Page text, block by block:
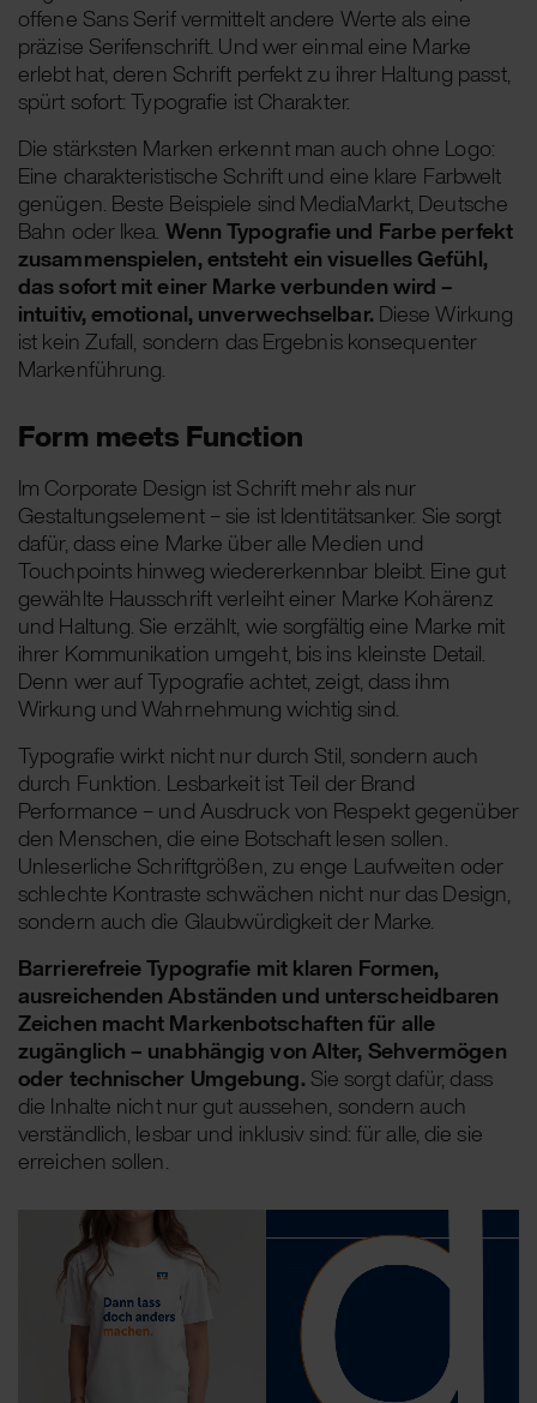
offene Sans Serif vermittelt andere Werte als eine
präzise Serifenschrift. Und wer einmal eine Marke
erlebt hat, deren Schrift perfekt zu ihrer Haltung passt,
spürt sofort: Typografie ist Charakter.
Die stärksten Marken erkennt man auch ohne Logo:
Eine charakteristische Schrift und eine klare Farbwelt
genügen. Beste Beispiele sind MediaMarkt, Deutsche
Bahn oder Ikea. Wenn Typografie und Farbe perfekt
zusammenspielen, entsteht ein visuelles Gefühl,
das sofort mit einer Marke verbunden wird –
intuitiv, emotional, unverwechselbar. Diese Wirkung
ist kein Zufall, sondern das Ergebnis konsequenter
Markenführung.
Form meets Function
Im Corporate Design ist Schrift mehr als nur
Gestaltungselement – sie ist Identitätsanker. Sie sorgt
dafür, dass eine Marke über alle Medien und
Touchpoints hinweg wiedererkennbar bleibt. Eine gut
gewählte Hausschrift verleiht einer Marke Kohärenz
und Haltung. Sie erzählt, wie sorgfältig eine Marke mit
ihrer Kommunikation umgeht, bis ins kleinste Detail.
Denn wer auf Typografie achtet, zeigt, dass ihm
Wirkung und Wahrnehmung wichtig sind.
Typografie wirkt nicht nur durch Stil, sondern auch
durch Funktion. Lesbarkeit ist Teil der Brand
Performance – und Ausdruck von Respekt gegenüber
den Menschen, die eine Botschaft lesen sollen.
Unleserliche Schriftgrößen, zu enge Laufweiten oder
schlechte Kontraste schwächen nicht nur das Design,
sondern auch die Glaubwürdigkeit der Marke.
Barrierefreie Typografie mit klaren Formen,
ausreichenden Abständen und unterscheidbaren
Zeichen macht Markenbotschaften für alle
zugänglich – unabhängig von Alter, Sehvermögen
oder technischer Umgebung. Sie sorgt dafür, dass
die Inhalte nicht nur gut aussehen, sondern auch
verständlich, lesbar und inklusiv sind: für alle, die sie
erreichen sollen.